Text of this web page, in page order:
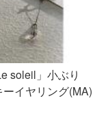
soleil」小ぶり
イヤリング(MA)